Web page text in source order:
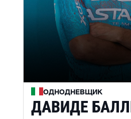
ОДНОДНЕВЩИК
ДАВИДЕ